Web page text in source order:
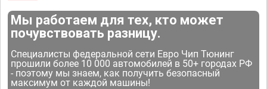
Мы работаем для тех, кто может
почувствовать разницу.
Специалисты федеральной сети Евро Чип Тюнинг
прошили более 10 000 автомобилей в 50+ городах РФ
- поэтому мы знаем, как получить безопасный
максимум от каждой машины!